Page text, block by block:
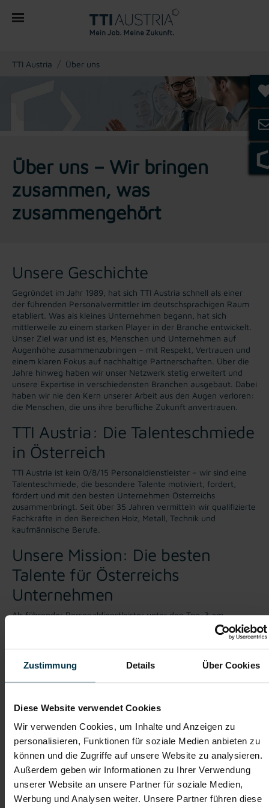
Zustimmung Details Über Cookies
Diese Website verwendet Cookies
Wir verwenden Cookies, um Inhalte und Anzeigen zu
personalisieren, Funktionen für soziale Medien anbieten zu
können und die Zugriffe auf unsere Website zu analysieren.
Außerdem geben wir Informationen zu Ihrer Verwendung
unserer Website an unsere Partner für soziale Medien,
Werbung und Analysen weiter. Unsere Partner führen diese
You are here:
TTI Austria Über uns
Über uns – Wir bringen
zusammen, was
zusammengehört
Unsere Geschichte
Gegründet im Jahr 1989, hat sich TTI Austria schnell als einer
der führenden Personalvermittler im deutschsprachigen Raum
etabliert. Was als kleines Unternehmen begann, hat sich
mittlerweile zu einem starken Player in der Branche entwickelt.
Unser Ziel war und ist es, Menschen und Unternehmen auf
Augenhöhe zusammenzubringen – mit Respekt, Vertrauen und
einem klaren Fokus auf nachhaltige Partnerschaften. Über die
Jahre hinweg haben wir unser Netzwerk stetig erweitert und
unsere Expertise in verschiedensten Branchen ausgebaut. Dabei
haben wir nie den Kern unserer Arbeit aus den Augen verloren:
die Menschen, die uns ihre berufliche Zukunft anvertrauen.
TTI Austria: Die Talenteschmiede
in Österreich
TTI Austria ist kein 0/8/15 Personaldienstleister – wir sind eine
Talenteschmiede, die besondere Talente motiviert, fordert,
fördert und mit den besten Unternehmen Österreichs
zusammenbringt. Seit über 35 Jahren vermitteln wir qualifizierte
Fachkräfte in den Bereichen Holz, Metall, Technik und
kaufmännische Berufe.
Unsere Mission: Die besten
Talente für Österreichs
Unternehmen
Als führender Personaldienstleister unter den Top-3 am
österreichischen Arbeitsmarkt beschäftigt TTI Austria mehr als
3.000 Mitarbeiter bei über 700 Kunden. Wir fungieren als
kompetentes Bindeglied zwischen regionalen Unternehmen und
nationalen Projekten – und finden den perfekten Job für deinen
nächsten Karrieresprung.
kennen wir die österreichische Arbeitswelt wie kein anderer.
Unsere Expertise liegt in der Personalbereitstellung,
Arbeitskräftevermittlung und im Payroll-Management für
Unternehmen in ganz Österreich.
Branchenexpertise:Ob Holz-, Metall- und Technikfreak oder
kaufmännisches Genie – wir verstehen die spezifischen